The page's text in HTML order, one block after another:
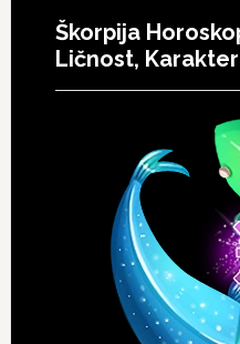
Škorpija
Ličnost,